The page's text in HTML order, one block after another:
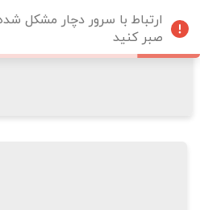
ارتباط با سرور دچار مشکل
صبر کنید